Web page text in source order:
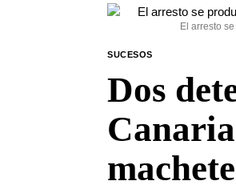
El arresto
SUCESOS
Dos